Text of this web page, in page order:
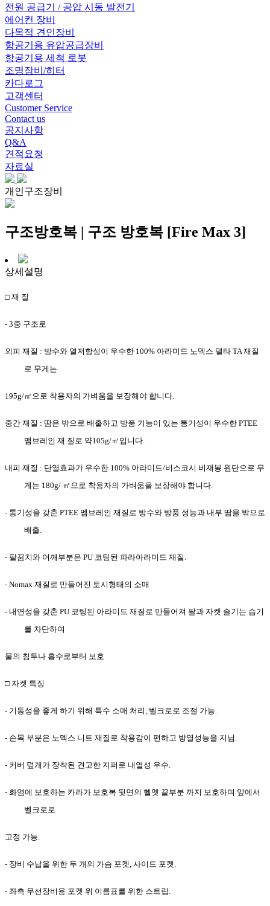
전원 공급기 / 공압 시동 발전기
에어컨 장비
다목적 견인장비
항공기용 유압공급장비
항공기용 세척 로봇
조명장비/히터
카다로그
고객센터
Customer Service
Contact us
공지사항
Q&A
견적요청
자료실
개인구조장비
구조방호복 | 구조 방호복 [Fire Max 3]
상세설명
□ 재 질
- 3중 구조로
외피 재질 : 방수와 열저항성이 우수한 100% 아라미드 노멕스 델타 TA 재질
로 무게는
195g/㎡ 으로 착용자의 가벼움을 보장해야 합니다
중간 재질 : 땀은 밖으로 배출하고 방풍 기능이 있는 통기성이 우수한 PTEE
맴브레인 재 질로 약105g/㎡ 입니다.
내피 재질 : 단열효과가 우수한 100% 아라미드/비스코시 비재봉 원단으로 무
게는 180g/ ㎡ 으로 착용자의 가벼움을 보장해야 합니다.
- 통기성을 갖춘 PTEE 멤브레인 재질로 방수와 방풍 성능과 내부 땀을 밖으로
배출
- 팔꿈치와 어깨부분은 PU 코팅된 파라아라미드 재질
- Nomax 재질로 만들어진 토시형태의 소매
- 내연성을 갖춘 PU 코팅된 아라미드 재질로 만들어져 팔과 자켓 솔기는 습기
를 차단하여
물의 침투나 흡수로부터 보호
□ 자켓 특징
- 기동성을 좋게 하기 위해 특수 소매 처리 벨크로로 조절 가능
- 손목 부분은 노멕스 니트 재질로 착용감이 편하고 방열성능을 지님
- 커버 덮개가 장착된 견고한 지퍼로 내열성 우수
- 화염에 보호하는 카라가 보호복 뒷면의 헬멧 끝부분 까지 보호하며 앞에서
벨크로로
고정 가능
- 장비 수납을 위한 두 개의 가슴 포켓 사이드 포켓
- 좌측 무선장비용 포켓 위 이름표를 위한 스트립